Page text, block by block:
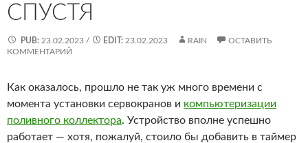
СПУСТЯ
PUB: 23.02.2023 / EDIT: 23.02.2023 RAIN
ОСТАВИТЬ
КОММЕНТАРИЙ
Как оказалось, прошло не так уж много времени с
момента установки сервокранов и компьютеризации
поливного коллектора. Устройство вполне успешно
работает — хотя, пожалуй, стоило бы добавить в таймер